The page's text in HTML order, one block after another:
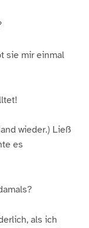
sie mir einmal
wieder.) Ließ
es
als ich